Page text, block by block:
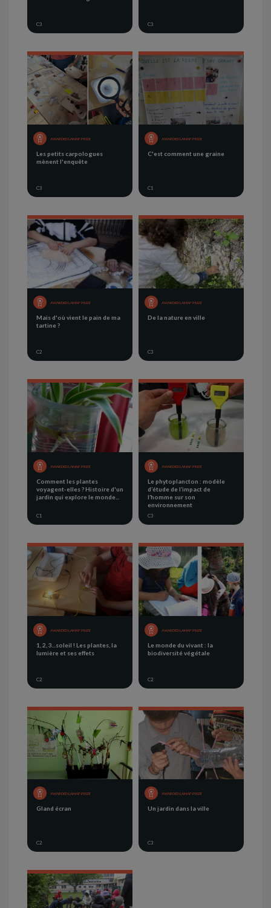
C3 C3
AWARDED LAMAP PRIZE
Les petits carpologues
mènent l'enquête
C3
AWARDED LAMAP PRIZE
C'est comment une graine
C1
AWARDED LAMAP PRIZE
Mais d'où vient le pain de ma
tartine ?
C2
AWARDED LAMAP PRIZE
De la nature en ville
C3
AWARDED LAMAP PRIZE
Comment les plantes
voyagent-elles ? Histoire d'un
jardin qui explore le monde...
C1
AWARDED LAMAP PRIZE
Le phytoplancton : modèle
d’étude de l’impact de
l’homme sur son
environnement
C3
AWARDED LAMAP PRIZE
1, 2, 3...soleil ! Les plantes, la
lumière et ses effets
C2
AWARDED LAMAP PRIZE
Le monde du vivant : la
biodiversité végétale
C2
AWARDED LAMAP PRIZE
Gland écran
C2
AWARDED LAMAP PRIZE
Un jardin dans la ville
C3